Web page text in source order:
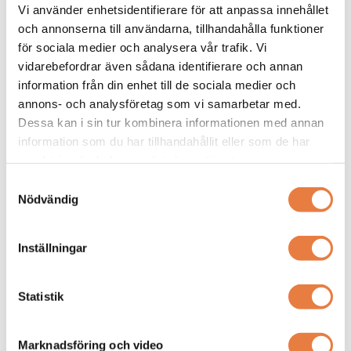
Vi använder enhetsidentifierare för att anpassa innehållet
och annonserna till användarna, tillhandahålla funktioner
för sociala medier och analysera vår trafik. Vi
vidarebefordrar även sådana identifierare och annan
information från din enhet till de sociala medier och
annons- och analysföretag som vi samarbetar med.
Dessa kan i sin tur kombinera informationen med annan
information som du har tillhandahållit eller som de har
Nödvändig
Inställningar
Statistik
Marknadsföring och video
isolerade ingångar, Wi-Fi, USB
Multikanals datalogger med 200
kanaler, högspänningsstöd, Wi-Fi
och fjärrövervakning för industri